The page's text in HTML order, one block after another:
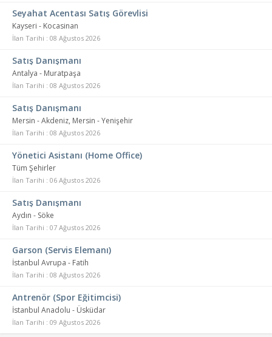
Seyahat Acentası Satış Görevlisi
Kayseri - Kocasinan
İlan Tarihi : 08 Ağustos 2026
Satış Danışmanı
Antalya - Muratpaşa
İlan Tarihi : 08 Ağustos 2026
Satış Danışmanı
Mersin - Akdeniz, Mersin - Yenişehir
İlan Tarihi : 08 Ağustos 2026
Yönetici Asistanı (Home Office)
Tüm Şehirler
İlan Tarihi : 06 Ağustos 2026
Satış Danışmanı
Aydın - Söke
İlan Tarihi : 07 Ağustos 2026
Garson (Servis Elemanı)
İstanbul Avrupa - Fatih
İlan Tarihi : 08 Ağustos 2026
Antrenör (Spor Eğitimcisi)
İstanbul Anadolu - Üsküdar
İlan Tarihi : 09 Ağustos 2026